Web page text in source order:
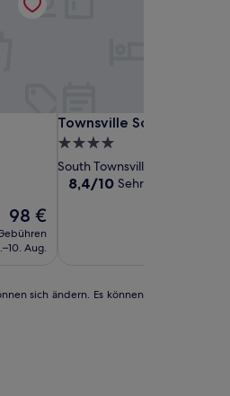
Mercure
Townsville
Clarion
Hotel
Townsville
Seahaven
Resort
Der
Preis
beträgt
98 €
Aug.
Townsville
Southbank
Apartments
Townsville Southbank
Townsville Southbank
4.0-
Sterne-
Unterkunft
South Townsville
8.4
8,4/10 Sehr gut
sich ändern. Es können